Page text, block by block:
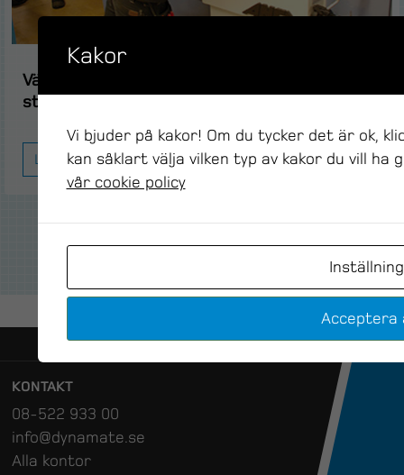
Välplanerad maskinflytt utan onödiga
stopptider
Läs mer
VISA FLER
KONTAKT
08-522 933 00
info@dynamate.se
Alla kontor
Kakor
Vi bjuder på kakor! Om du tycker det är ok,
kan såklart välja vilken typ av kakor du vill
vår cookie policy
Acceptera